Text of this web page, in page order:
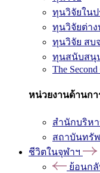
ทุนวิจัยในป
ทุนวิจัยต่าง
ทุนวิจัย สบ
ทุนสนับสนุ
The
หน่วยงานด้านกา
สำนักบริหา
สถาบันทรั
ชีวิตในจุฬาฯ
ย้อนกลั